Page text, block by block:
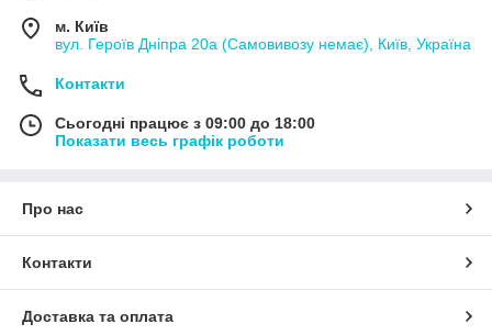
м. Київ
вул. Героїв Дніпра 20а (Самовивозу немає), Київ, Україна
Контакти
Сьогодні працює з 09:00 до 18:00
Показати весь графік роботи
Про нас
Контакти
Доставка та оплата